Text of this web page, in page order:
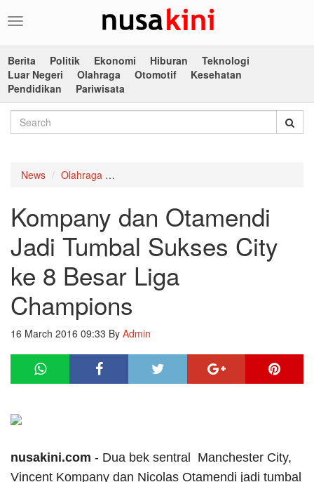
Toggle
Berita
Politik Ekonomi Hiburan
Teknologi
Luar Negeri
Olahraga Otomotif
Kesehatan
Pendidikan
Pariwisata
News Olahraga
Kompany dan Otamendi
Jadi Tumbal Sukses City
ke 8 Besar Liga
Champions
16 March 2016 09:33 By Admin
nusakini.com - Dua bek sentral Manchester City,
Vincent Kompany dan Nicolas Otamendi jadi tumbal